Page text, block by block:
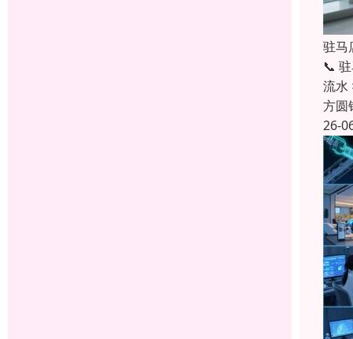
驻马
📞
流水
方圆
26-